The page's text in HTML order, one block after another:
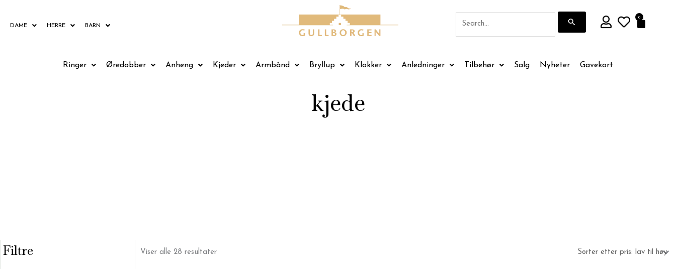
DAME HERRE BARN
0
Ringer Øredobber Anheng Kjeder Armbånd Bryllup Klokker Anledninger Tilbehør Salg Nyheter Gavekort
kjede
Filtre Viser alle 28 resultater